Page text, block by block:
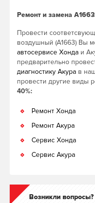
Ремонт и замена
Провести
воздушный (A1663) Вы
автосервисе Хонда и
предварительно
диагностику Акура в
провести другие виды
40%:
Ремонт Хонда
Ремонт Акура
Сервис Хонда
Сервис Акура
Возникли вопросы?